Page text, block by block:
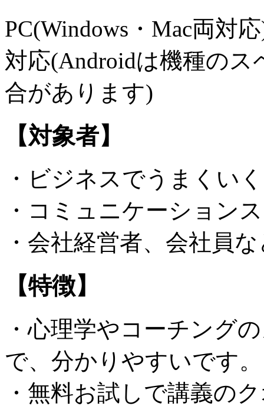
PC(Windows・Mac両対
対応(Androidは機種の
合があります)
【対象者】
・ビジネスでうまくい
・コミュニケーション
・会社経営者、会社員
【特徴】
・心理学やコーチング
で、分かりやすいです。
・無料お試しで講義の